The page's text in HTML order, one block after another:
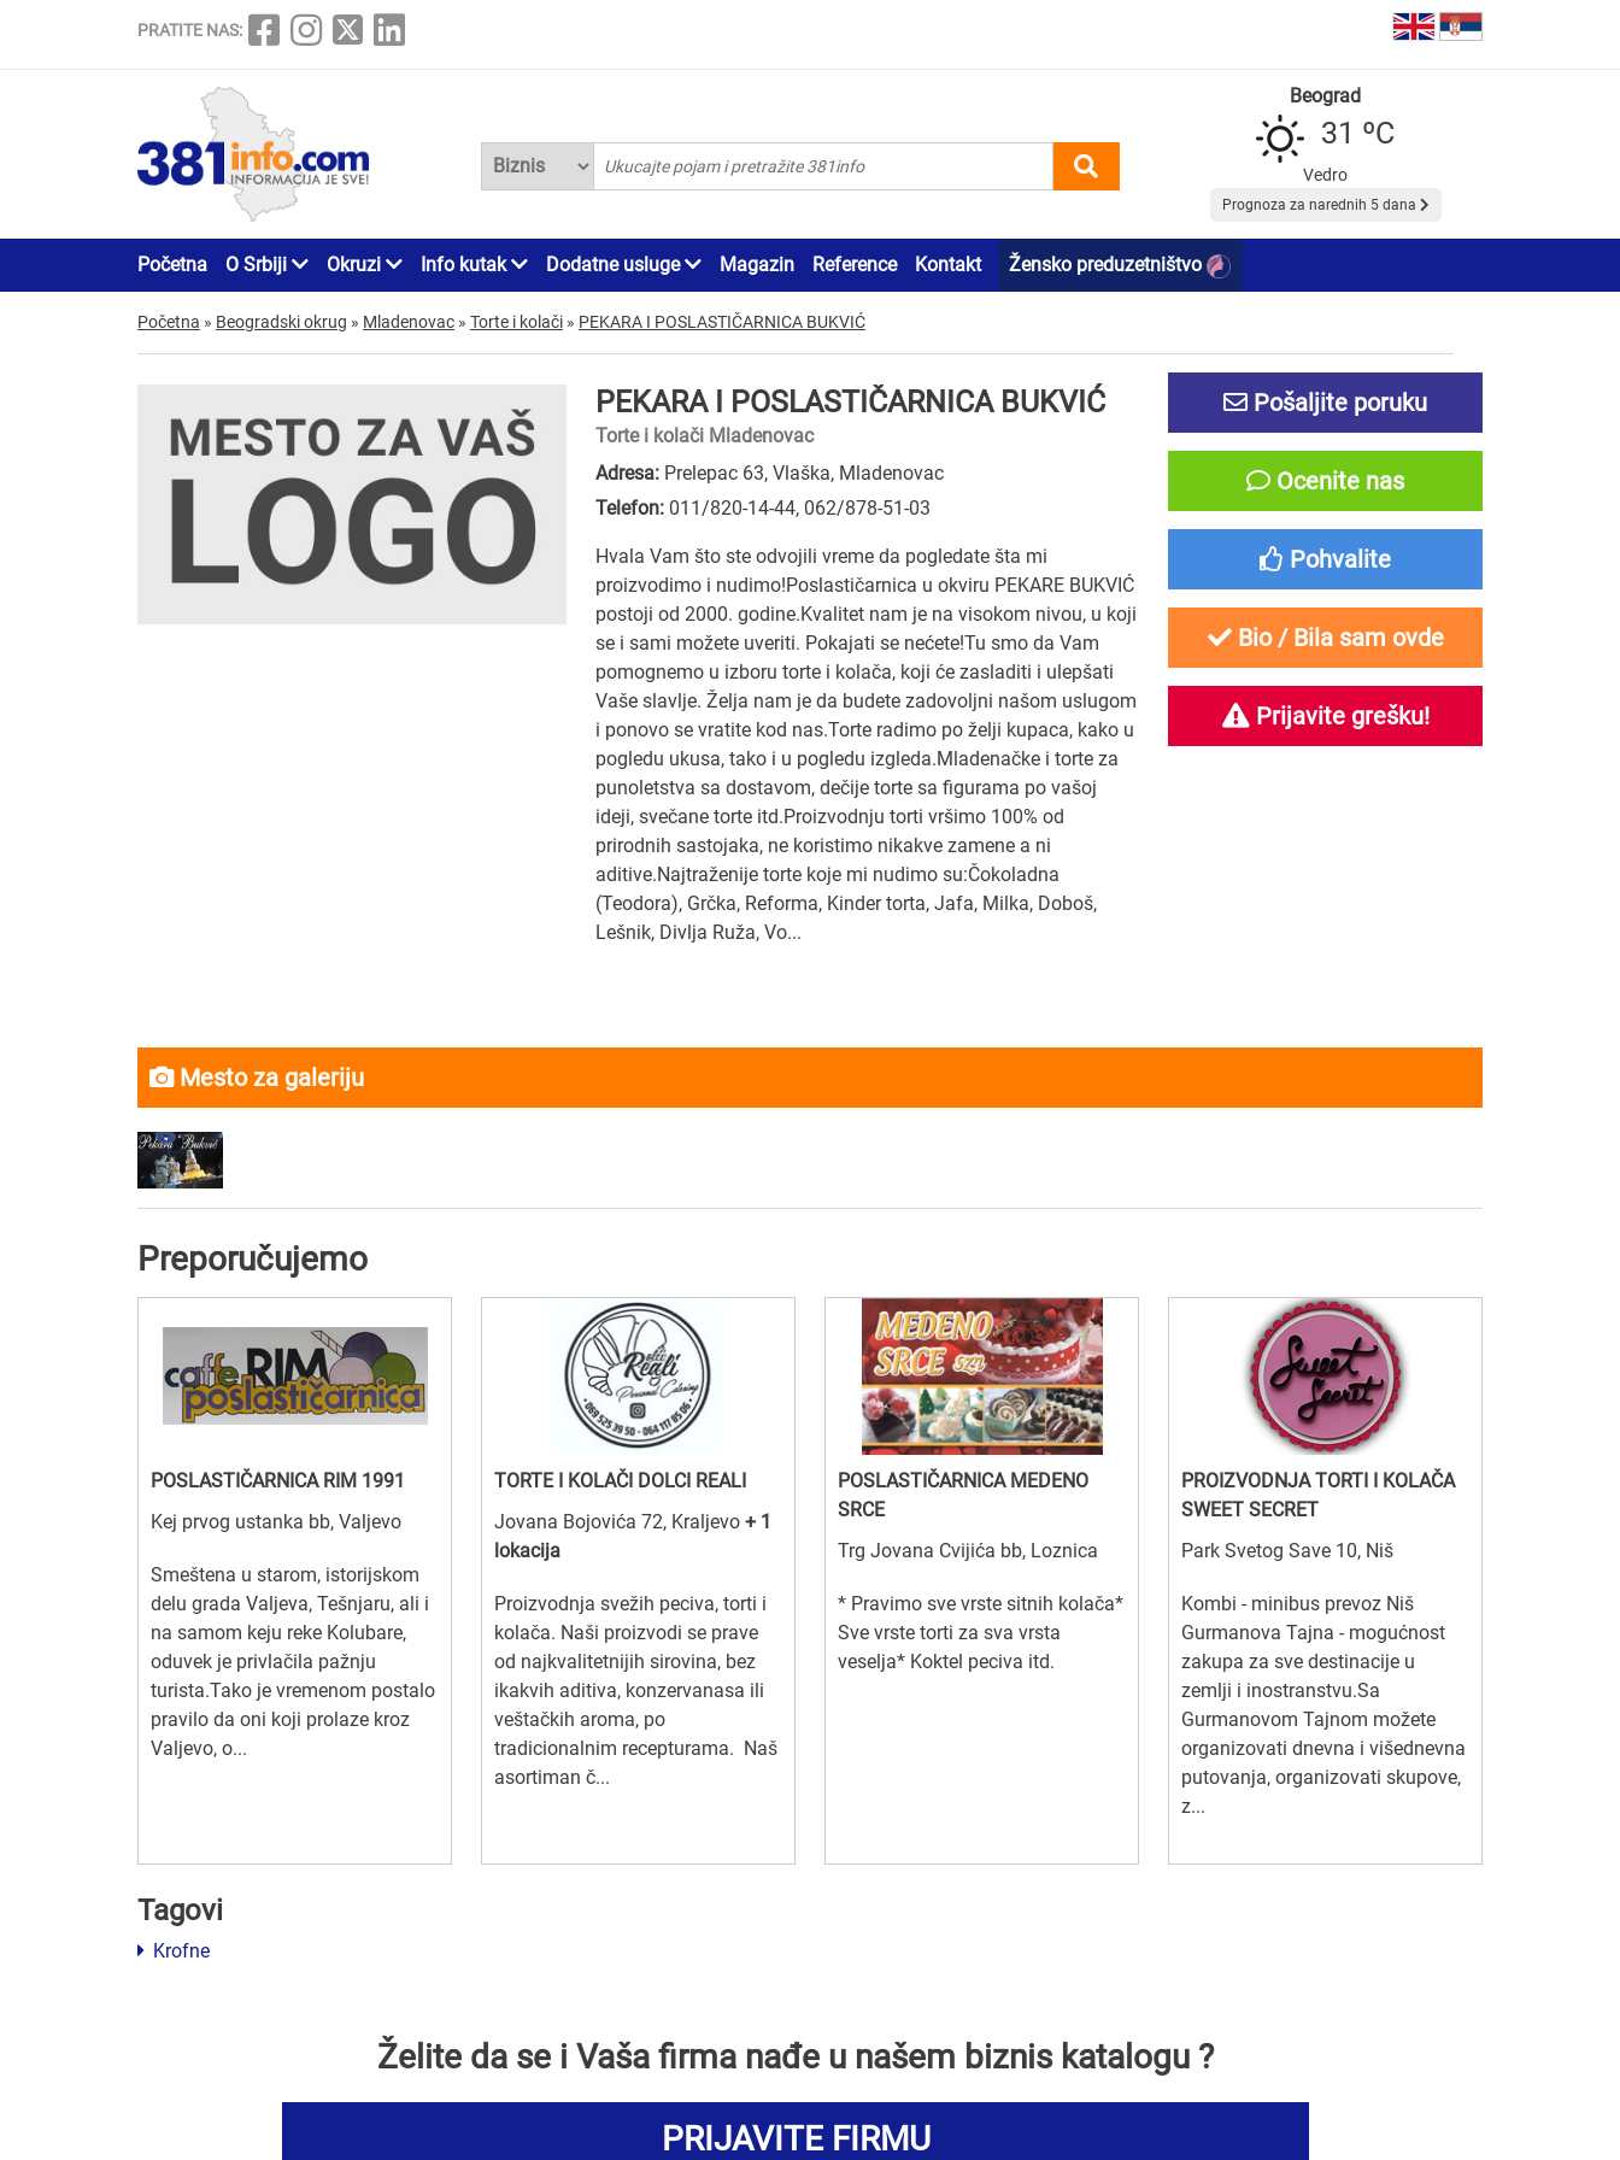
PRATITE NAS:
Beograd
31 ºC
Vedro
Prognoza za narednih 5 dana
Početna O Srbiji Okruzi Info kutak Dodatne usluge Magazin Reference Kontakt Žensko preduzetništvo
Početna » Beogradski okrug » Mladenovac » Torte i kolači » PEKARA I POSLASTIČARNICA BUKVIĆ
PEKARA I POSLASTIČARNICA BUKVIĆ
Torte i kolači Mladenovac
Adresa: Prelepac 63, Vlaška, Mladenovac
Telefon: 011/820-14-44, 062/878-51-03
Hvala Vam što ste odvojili vreme da pogledate šta mi
proizvodimo i nudimo!Poslastičarnica u okviru PEKARE BUKVIĆ
postoji od 2000. godine.Kvalitet nam je na visokom nivou, u koji
se i sami možete uveriti. Pokajati se nećete!Tu smo da Vam
pomognemo u izboru torte i kolača, koji će zasladiti i ulepšati
Vaše slavlje. Želja nam je da budete zadovoljni našom uslugom
i ponovo se vratite kod nas.Torte radimo po želji kupaca, kako u
pogledu ukusa, tako i u pogledu izgleda.Mladenačke i torte za
punoletstva sa dostavom, dečije torte sa figurama po vašoj
ideji, svečane torte itd.Proizvodnju torti vršimo 100% od
prirodnih sastojaka, ne koristimo nikakve zamene a ni
aditive.Najtraženije torte koje mi nudimo su:Čokoladna
(Teodora), Grčka, Reforma, Kinder torta, Jafa, Milka, Doboš,
Lešnik, Divlja Ruža, Vo...
Pošaljite poruku
Ocenite nas
Pohvalite
Bio / Bila sam ovde
Prijavite grešku!
Mesto za galeriju
Preporučujemo
POSLASTIČARNICA RIM 1991
Kej prvog ustanka bb, Valjevo
Smeštena u starom, istorijskom
delu grada Valjeva, Tešnjaru, ali i
na samom keju reke Kolubare,
oduvek je privlačila pažnju
turista.Tako je vremenom postalo
pravilo da oni koji prolaze kroz
Valjevo, o...
TORTE I KOLAČI DOLCI REALI
Jovana Bojovića 72, Kraljevo + 1
lokacija
Proizvodnja svežih peciva, torti i
kolača. Naši proizvodi se prave
od najkvalitetnijih sirovina, bez
ikakvih aditiva, konzervanasa ili
veštačkih aroma, po
tradicionalnim recepturama. Naš
asortiman č...
POSLASTIČARNICA MEDENO
SRCE
Trg Jovana Cvijića bb, Loznica
* Pravimo sve vrste sitnih kolača*
Sve vrste torti za sva vrsta
veselja* Koktel peciva itd.
PROIZVODNJA TORTI I KOLAČA
SWEET SECRET
Park Svetog Save 10, Niš
Kombi - minibus prevoz Niš
Gurmanova Tajna - mogućnost
zakupa za sve destinacije u
zemlji i inostranstvu.Sa
Gurmanovom Tajnom možete
organizovati dnevna i višednevna
putovanja, organizovati skupove,
z...
Tagovi
Krofne
Želite da se i Vaša firma nađe u našem biznis katalogu ?
PRIJAVITE FIRMU